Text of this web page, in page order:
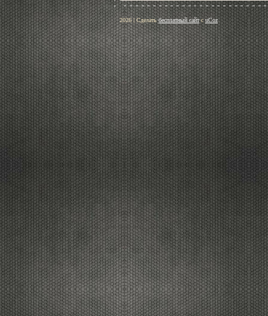
2026|Сделатьбесплатный сайтсuCoz